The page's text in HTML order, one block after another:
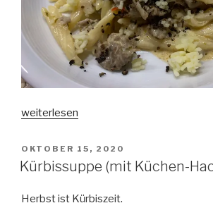
„Ragu
(Serie
„Hausrezepte“)“
weiterlesen
VERÖFFENTLICHT
AM
OKTOBER 15, 2020
Kürbissuppe (mit Küchen-
Herbst ist Kürbiszeit.